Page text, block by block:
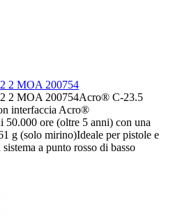
2 MOA 200754
2 MOA 200754Acro® C-23.5
interfaccia Acro®
ore (oltre 5 anni) con una
g (solo mirino)Ideale per pistole e
a punto rosso di basso